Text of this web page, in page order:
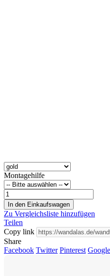
Montagehilfe
In den Einkaufswagen
Zu Vergleichsliste hinzufügen
Teilen
Copy link
Share
Facebook Twitter Pinterest Google